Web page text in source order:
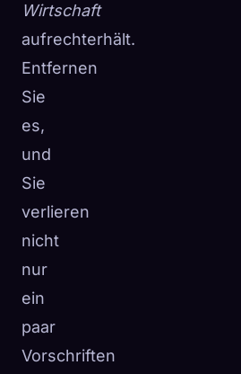
Wirtschaft
aufrechterhält.
Entfernen
Sie
es,
und
Sie
verlieren
nicht
nur
ein
paar
Vorschriften